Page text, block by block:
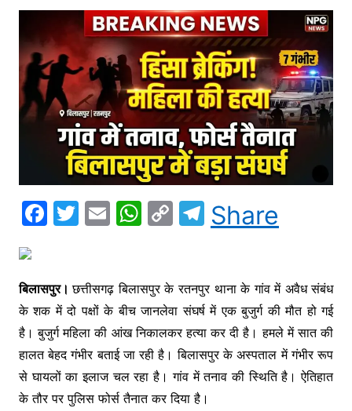
F
e
b
o
o
k
T
er
E
l
W
s
A
p
p
C
y
Li
n
k
T
el
gr
a
m
Share
बिलासपुर।छत्तीसगढ़ बिलासपुर के रतनपुर थाना के गांव में अवैध संबंध
के शक में दो पक्षों के बीच जानलेवा संघर्ष में एक बुजुर्ग की मौत हो गई
है। बुजुर्ग महिला की आंख निकालकर हत्या कर दी है। हमले में सात की
हालत बेहद गंभीर बताई जा रही है। बिलासपुर के अस्पताल में गंभीर रूप
से घायलों का इलाज चल रहा है। गांव में तनाव की स्थिति है। ऐतिहात
के तौर पर पुलिस फोर्स तैनात कर दिया है।